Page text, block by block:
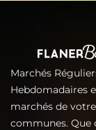
Marchés
Hebdomadaires
marchés de
communes. Que